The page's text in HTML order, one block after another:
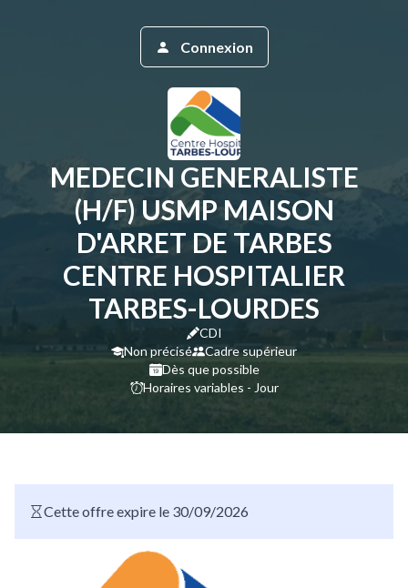
MEDECIN GENERALISTE
(H/F) USMP MAISON
D'ARRET DE TARBES
CENTRE HOSPITALIER
TARBES-LOURDES
CDI
Non précisé
Cadre supérieur
Dès que possible
Horaires variables - Jour
Connexion
Cette offre expire le 30/09/2026